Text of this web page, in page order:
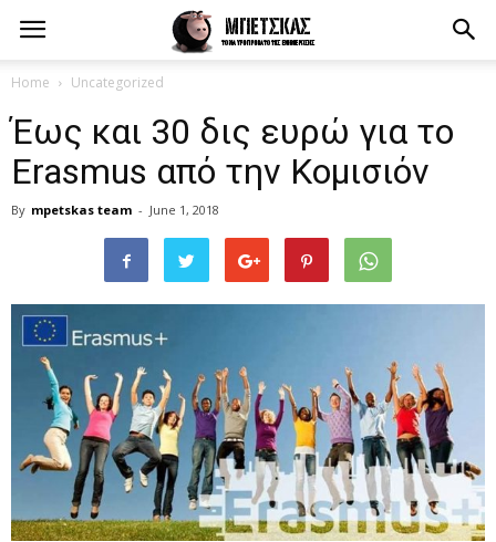
Home Uncategorized
Έως και 30 δις ευρώ για το
Erasmus από την Κομισιόν
By mpetskas team - June 1, 2018